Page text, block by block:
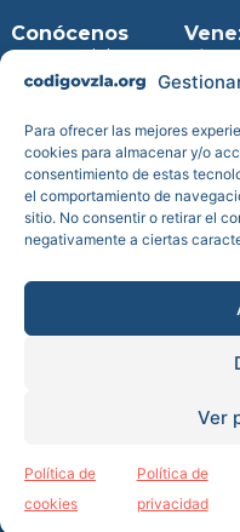
Para ofrecer las mejores
cookies para almacenar y/o
consentimiento de estas
el comportamiento de
sitio. No consentir o retirar el
negativamente a ciertas
Ver
Política de
cookies
Política de
privacidad
Conócenos
Inicio
Prensa
Transparencia
Reportes de
impacto
Cuentas
anuales
Estatutos
Todos los derechos
Fundación de bien social
Política de Cookies|